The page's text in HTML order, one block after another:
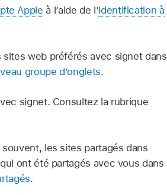
Apple à l’aide de l’identification à
web préférés avec signet dans
groupe d’onglets.
signet. Consultez la rubrique
les sites partagés dans
ont été partagés avec vous dans
.